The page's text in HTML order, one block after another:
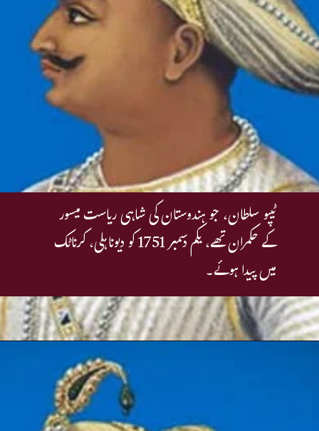
ٹیپو سلطان، جو ہندوستان کی شاہی ریاست میسور
کے حکمران تھے، یکم دسمبر 1751 کو دیوناہلی، کرناٹک
میں پیدا ہوئے۔